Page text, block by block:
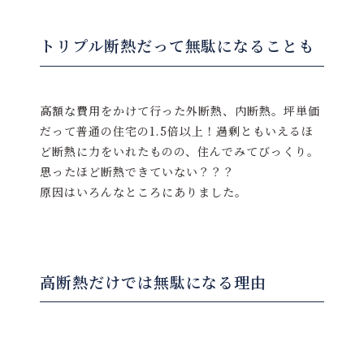
トリプル断熱だって無駄になることも
高額な費用をかけて行った外断熱、内断熱。坪単価
だって普通の住宅の1.5倍以上！過剰ともいえるほ
ど断熱に力をいれたものの、住んでみてびっくり。
思ったほど断熱できていない？？？
原因はいろんなところにありました。
高断熱だけでは無駄になる理由